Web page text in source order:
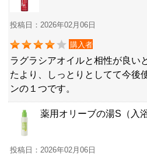
投稿日：2026年02月06日
購入者
ラグラシアオイルと相性が良い
たより、しっとりとしてて今後
ンの１つです。
薬用オリーブの湯S（入浴
投稿日：2026年02月06日